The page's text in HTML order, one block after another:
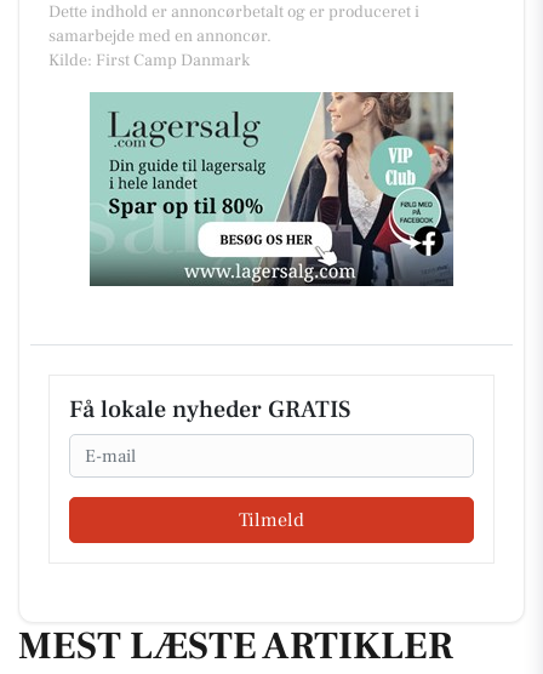
Dette indhold er annoncørbetalt og er produceret i
samarbejde med en annoncør.
Kilde: First Camp Danmark
Få lokale nyheder GRATIS
Email
Tilmeld
MEST LÆSTE ARTIKLER